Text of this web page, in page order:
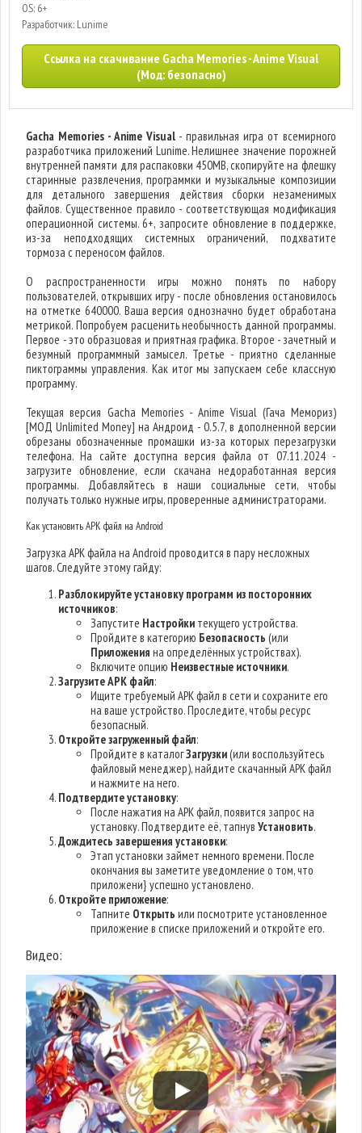
OS: 6+
Разработчик: Lunime
Ссылка на скачивание Gacha Memories - Anime Visual
(Мод: безопасно)
Gacha Memories - Anime Visual- правильная игра от всемирного
разработчика приложений Lunime. Нелишнее значение порожней
внутренней памяти для распаковки 450MB, скопируйте на флешку
старинные развлечения, программки и музыкальные композиции
для детального завершения действия сборки незаменимых
файлов. Существенное правило - соответствующая модификация
операционной системы. 6+, запросите обновление в поддержке,
из-за неподходящих системных ограничений, подхватите
тормоза с переносом файлов.
О распространенности игры можно понять по набору
пользователей, открывших игру - после обновления остановилось
на отметке 640000. Ваша версия однозначно будет обработана
метрикой. Попробуем расценить необычность данной программы.
Первое - это образцовая и приятная графика. Второе - зачетный и
безумный программный замысел. Третье - приятно сделанные
пиктограммы управления. Как итог мы запускаем себе классную
программу.
Текущая версия Gacha Memories - Anime Visual (Гача Мемориз)
[МОД Unlimited Money] на Андроид - 0.5.7, в дополненной версии
обрезаны обозначенные промашки из-за которых перезагрузки
телефона. На сайте доступна версия файла от 07.11.2024 -
загрузите обновление, если скачана недоработанная версия
программы. Добавляйтесь в наши социальные сети, чтобы
получать только нужные игры, проверенные администраторами.
Как установить APK файл на Android
Загрузка APK файла на Android проводится в пару несложных
шагов. Следуйте этому гайду:
Разблокируйте установку программ из посторонних
источников:
Запустите Настройки текущего устройства.
Пройдите в категорию Безопасность (или
Приложения на определённых устройствах).
Включите опцию Неизвестные источники.
Загрузите APK файл:
Ищите требуемый APK файл в сети и сохраните его
на ваше устройство. Проследите, чтобы ресурс
безопасный.
Откройте загруженный файл:
Пройдите в каталогЗагрузки(или воспользуйтесь
файловый менеджер), найдите скачанный APK файл
и нажмите на него.
Подтвердите установку:
После нажатия на APK файл, появится запрос на
установку. Подтвердите её, тапнувУстановить.
Дождитесь завершения установки:
Этап установки займет немного времени. После
окончания вы заметите уведомление о том, что
приложени} успешно установлено.
Откройте приложение:
Тапните Открыть или посмотрите установленное
приложение в списке приложений и откройте его.
Видео: